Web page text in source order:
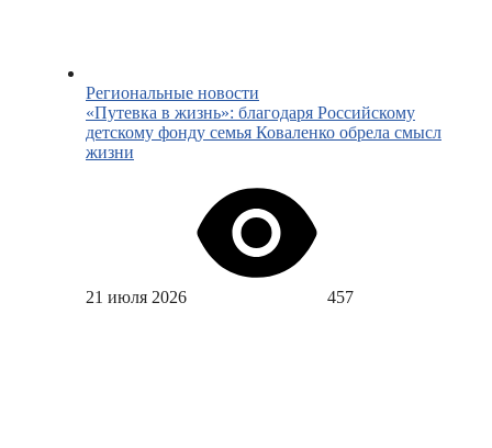
Региональные новости
«Путевка в жизнь»: благодаря Российскому
детскому фонду семья Коваленко обрела смысл
жизни
21 июля 2026 457